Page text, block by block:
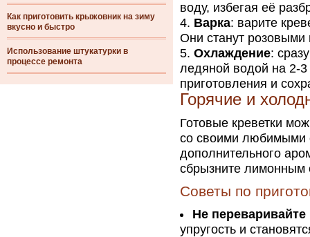
Как приготовить крыжовник на зиму
вкусно и быстро
Использование штукатурки в
процессе ремонта
воду, избегая её
Варка: варите
Они станут
Охлаждение:
ледяной водой на 2-3
приготовления и
Горячие и
Готовые креветки
со своими любимыми
дополнительного
сбрызните лимонным
Советы по
Не переваривайте
упругость и